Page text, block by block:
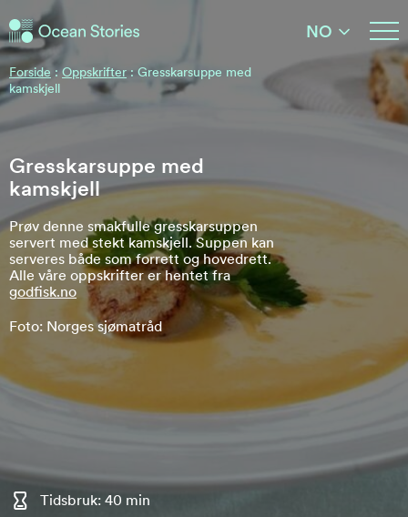
Ocean Stories
Ocean Stories
NO
Forside :Oppskrifter : Gresskarsuppe med
kamskjell
Gresskarsuppe med
kamskjell
Prøv denne smakfulle gresskarsuppen
servert med stekt kamskjell. Suppen kan
serveres både som forrett og hovedrett.
Alle våre oppskrifter er hentet fra
godfisk.no
Foto: Norges sjømatråd
Tidsbruk: 40 min